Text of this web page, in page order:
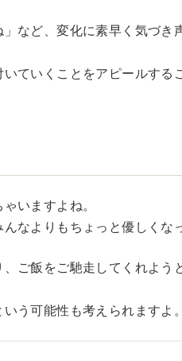
など、変化に素早く気づ
ていくことをアピールする
いますよね。
なよりもちょっと優しくな
ご飯をご馳走してくれよう
う可能性も考えられますよ。